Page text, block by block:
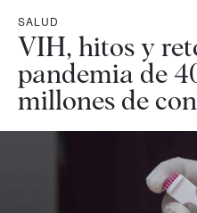
SALUD
VIH, hitos y
pandemia de
millones de